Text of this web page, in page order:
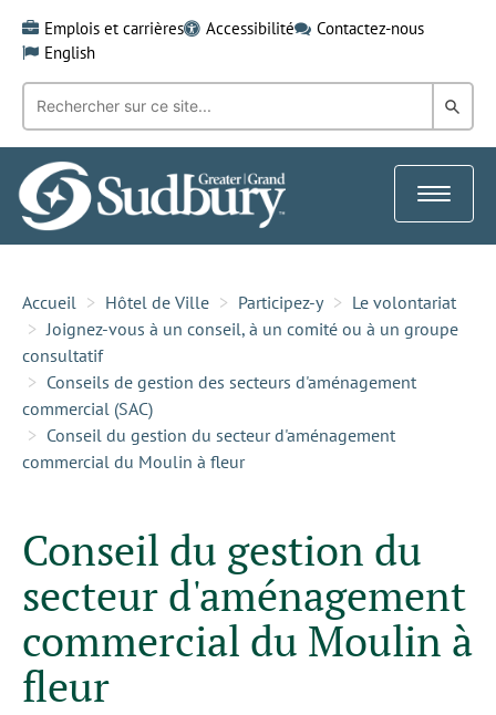
content
Emplois et carrières Accessibilité
Contactez-nous
English
Recherche
mot-
clé:
dans
Toggle
Accueil Hôtel de Ville Participez-y
Le volontariat
Joignez-vous à un conseil, à un comité ou à un groupe
consultatif
Conseils de gestion des secteurs d'aménagement
commercial (SAC)
Conseil du gestion du secteur d'aménagement
commercial du Moulin à fleur
Conseil du gestion du
secteur d'aménagement
commercial du Moulin à
fleur